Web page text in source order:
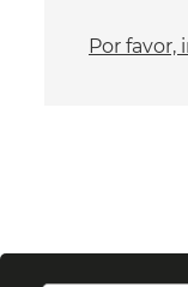
Por favor,